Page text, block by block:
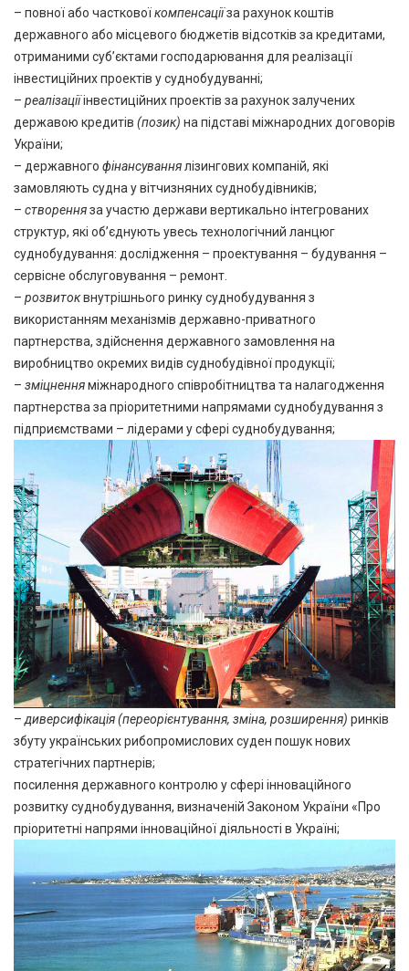
– повної або частковоїкомпенсаціїза рахунок коштів
державного або місцевого бюджетів відсотків за кредитами,
отриманими суб’єктами господарювання для реалізації
інвестиційних проектів у суднобудуванні;
– реалізаціїінвестиційних проектів за рахунок залучених
державою кредитів (позик) на підставі міжнародних договорів
України;
– державного фінансуваннялізингових компаній, які
замовляють судна у вітчизняних суднобудівників;
– створенняза участю держави вертикально інтегрованих
структур, які об’єднують увесь технологічний ланцюг
суднобудування: дослідження – проектування – будування –
сервісне обслуговування – ремонт.
– розвитоквнутрішнього ринку суднобудування з
використанням механізмів державно-приватного
партнерства, здійснення державного замовлення на
виробництво окремих видів суднобудівної продукції;
– зміцненняміжнародного співробітництва та налагодження
партнерства за пріоритетними напрямами суднобудування з
підприємствами – лідерами у сфері суднобудування;
– диверсифікація(переорієнтування, зміна, розширення) ринків
збуту українських рибопромислових суден пошук нових
стратегічних партнерів;
посилення державного контролю у сфері інноваційного
розвитку суднобудування, визначеній Законом України «Про
пріоритетні напрями інноваційної діяльності в Україні;